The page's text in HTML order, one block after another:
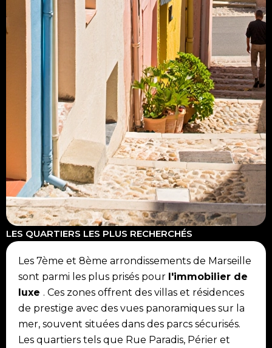
LES QUARTIERS LES PLUS RECHERCHÉS
Les 7ème et 8ème arrondissements de Marseille
sont parmi les plus prisés pour l'immobilier de
luxe . Ces zones offrent des villas et résidences
de prestige avec des vues panoramiques sur la
mer, souvent situées dans des parcs sécurisés.
Les quartiers tels que Rue Paradis, Périer et